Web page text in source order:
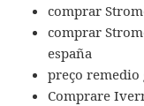
comprar
comprar
españa
preço remedio
Comprare